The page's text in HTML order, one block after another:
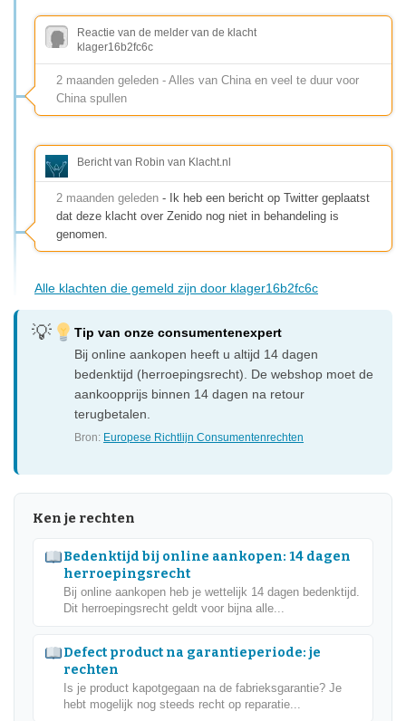
Reactie van de melder van de klacht
klager16b2fc6c
2 maanden geleden - Alles van China en veel te duur voor
China spullen
Bericht van Robin van Klacht.nl
2 maanden geleden - Ik heb een bericht op Twitter geplaatst
dat deze klacht over Zenido nog niet in behandeling is
genomen.
Alle klachten die gemeld zijn door klager16b2fc6c
Tip van onze consumentenexpert
Bij online aankopen heeft u altijd 14 dagen
bedenktijd (herroepingsrecht). De webshop moet de
aankoopprijs binnen 14 dagen na retour
terugbetalen.
Bron: Europese Richtlijn Consumentenrechten
Ken je rechten
Bedenktijd bij online aankopen: 14 dagen
herroepingsrecht
Bij online aankopen heb je wettelijk 14 dagen bedenktijd.
Dit herroepingsrecht geldt voor bijna alle...
Defect product na garantieperiode: je
rechten
Is je product kapotgegaan na de fabrieksgarantie? Je
hebt mogelijk nog steeds recht op reparatie...